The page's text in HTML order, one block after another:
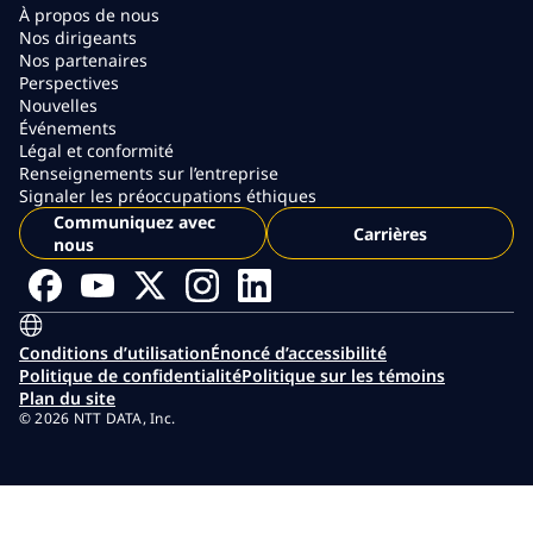
À propos de nous
Nos dirigeants
Nos partenaires
Perspectives
Nouvelles
Événements
Légal et conformité
Renseignements sur l’entreprise
Signaler les préoccupations éthiques
Communiquez avec
nous
Carrières
Conditions d’utilisationÉnoncé d’accessibilité
Politique de confidentialitéPolitique sur les témoins
Plan du site
© 2026 NTT DATA, Inc.